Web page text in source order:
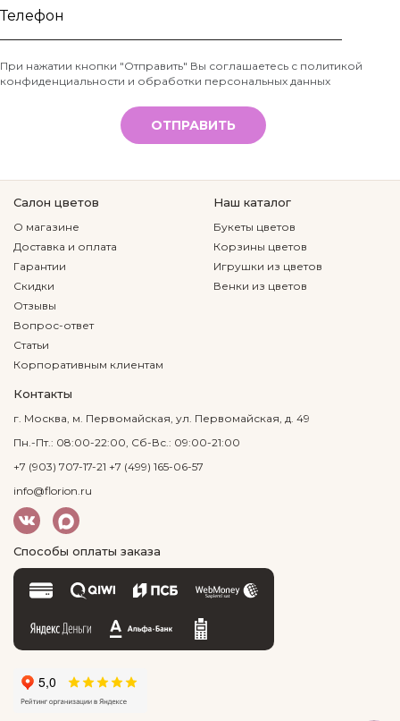
Ваше
Телефон
*
При нажатии кнопки "Отправить" Вы соглашаетесь с политикой
конфиденциальности и обработки персональных данных
ОТПРАВИТЬ
Салон цветов
О магазине
Доставка и оплата
Гарантии
Скидки
Отзывы
Вопрос-ответ
Статьи
Корпоративным клиентам
Наш каталог
Букеты цветов
Корзины цветов
Игрушки из цветов
Венки из цветов
Контакты
г. Москва, м. Первомайская, ул. Первомайская, д. 49
Пн.-Пт.: 08:00-22:00, Сб-Вс.: 09:00-21:00
+7 (903) 707-17-21 +7 (499) 165-06-57
info@florion.ru
Способы оплаты заказа